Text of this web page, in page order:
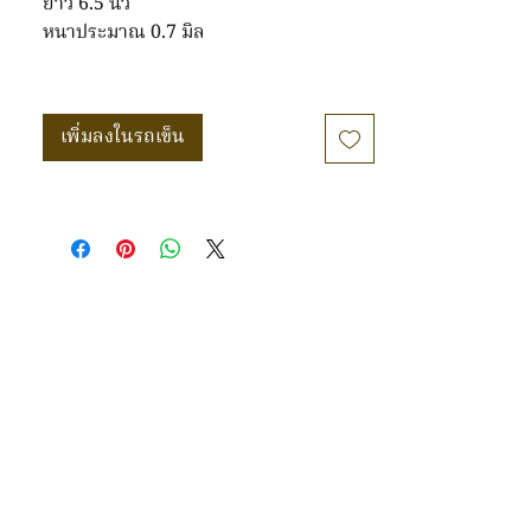
หนาประมาณ 0.7 มิล
เพิ่มลงในรถเข็น